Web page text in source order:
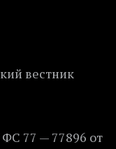
вестник
77 — 77896 от